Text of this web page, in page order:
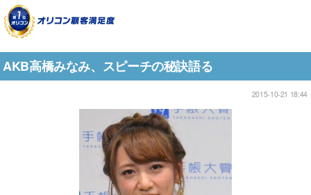
AKB高橋みなみ、スピーチの秘訣語る
2015-10-21 18:44